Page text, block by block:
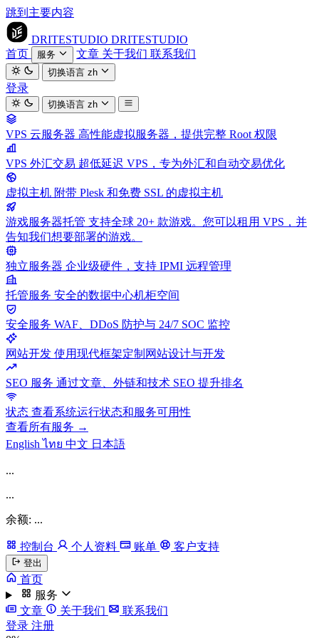
跳到主要内容
DRITESTUDIO DRITESTUDIO
首页
服务 文章 关于我们 联系我们
切换语言zh
登录
切换语言zh
VPS 云服务器 高性能虚拟服务器，提供完整 Root 权限
VPS 外汇交易 超低延迟 VPS，专为外汇和自动交易优化
虚拟主机 附带 Plesk 和免费 SSL 的虚拟主机
游戏服务器托管 支持全球 20+ 款游戏。您可以租用 VPS，并
告知我们想要部署的游戏。
独立服务器 企业级硬件，支持 IPMI 远程管理
托管服务 安全的数据中心机柜空间
安全服务 WAF、DDoS 防护与 24/7 SOC 监控
网站开发 使用现代框架定制网站设计与开发
SEO 服务 通过文章、外链和技术 SEO 提升排名
状态 查看系统运行状态和服务可用性
查看所有服务 →
Englishไทย 中文 日本語
...
...
余额: ...
控制台 个人资料 账单 客户支持
登出
首页
服务
文章
关于我们
联系我们
登录 注册